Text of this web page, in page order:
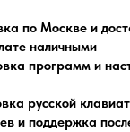
по Москве и
наличными
программ и
русской
и поддержка